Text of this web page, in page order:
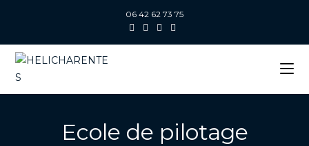
06 42 62 73 75
Ecole de pilotage